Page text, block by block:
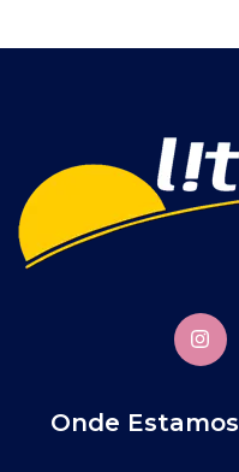
Onde Estamos